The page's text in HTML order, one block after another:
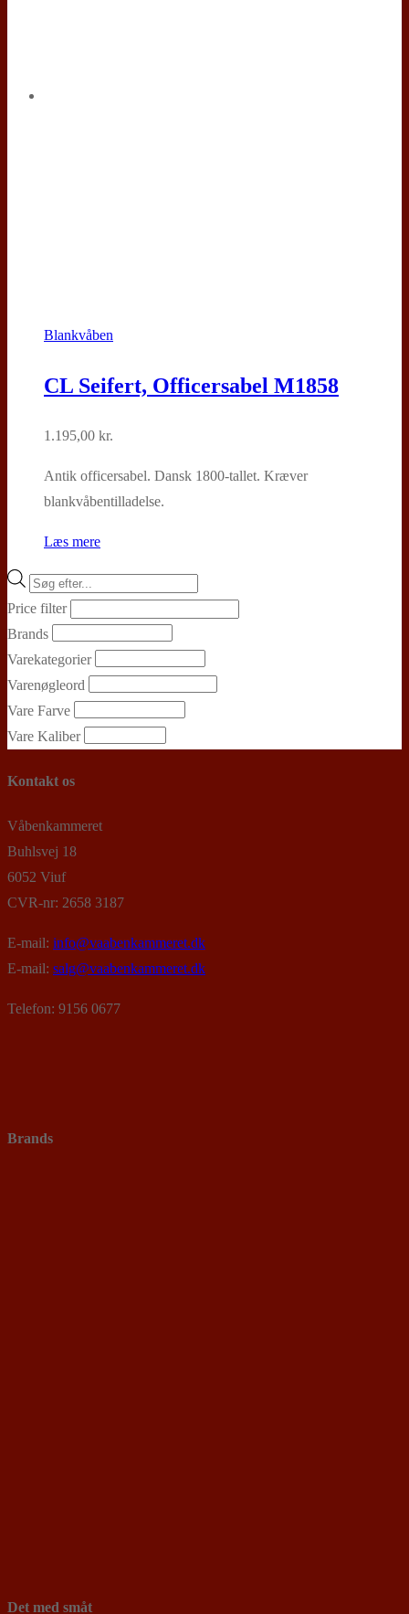
Blankvåben
CL Seifert, Officersabel M1858
1.195,00 kr.
Antik officersabel. Dansk 1800-tallet. Kræver
blankvåbentilladelse.
Læs mere
Products
search
Price filter
Brands
Varekategorier
Varenøgleord
Vare Farve
Vare Kaliber
Kontakt os
Våbenkammeret
Buhlsvej 18
6052 Viuf
CVR-nr: 2658 3187
E-mail: info@vaabenkammeret.dk
E-mail: salg@vaabenkammeret.dk
Telefon: 9156 0677
Brands
Det med småt